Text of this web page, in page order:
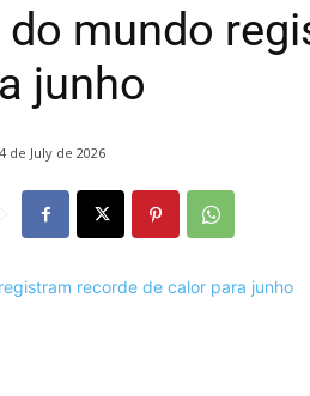
do mundo
junho
4 de July de 2026